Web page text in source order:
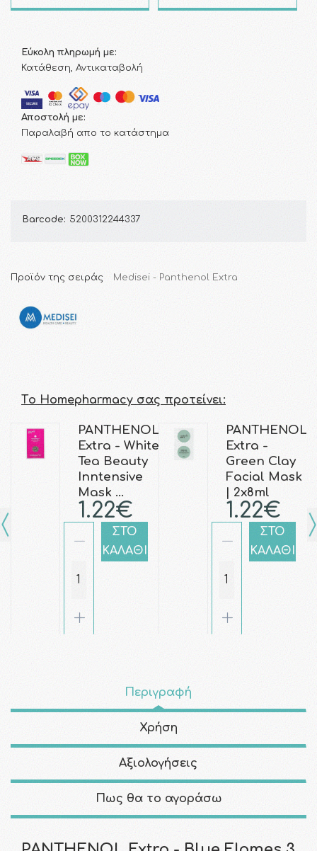
Εύκολη πληρωμή με:
Κατάθεση, Αντικαταβολή
Αποστολή με:
Παραλαβή απο το κατάστημα
Barcode: 5200312244337
Προϊόν της σειράς Medisei - Panthenol Extra
Τo Homepharmacy σας προτείνει:
PANTHENOL
Extra - White
Tea Beauty
Inntensive
Mask …
1.22€
ΣΤΟ
ΚΑΛΑΘΙ
PANTHENOL
Extra -
Green Clay
Facial Mask
| 2x8ml
1.22€
ΣΤΟ
ΚΑΛΑΘΙ
Περιγραφή
Χρήση
Αξιολογήσεις
Πως θα το αγοράσω